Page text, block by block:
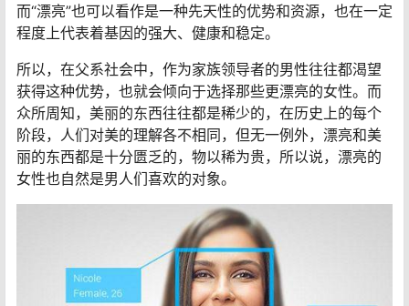
而“漂亮”也可以看作是一种先天性的优势和资源，也在一定
程度上代表着基因的强大、健康和稳定。
所以，在父系社会中，作为家族领导者的男性往往都渴望
获得这种优势，也就会倾向于选择那些更漂亮的女性。而
众所周知，美丽的东西往往都是稀少的，在历史上的每个
阶段，人们对美的理解各不相同，但无一例外，漂亮和美
丽的东西都是十分匮乏的，物以稀为贵，所以说，漂亮的
女性也自然是男人们喜欢的对象。